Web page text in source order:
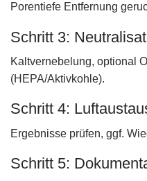
Porentiefe Entfernung
Schritt 3:
Kaltvernebelung, optional
(HEPA/Aktivkohle).
Schritt 4:
Ergebnisse prüfen, ggf.
Schritt 5: